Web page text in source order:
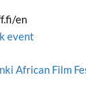
en
event
African Film